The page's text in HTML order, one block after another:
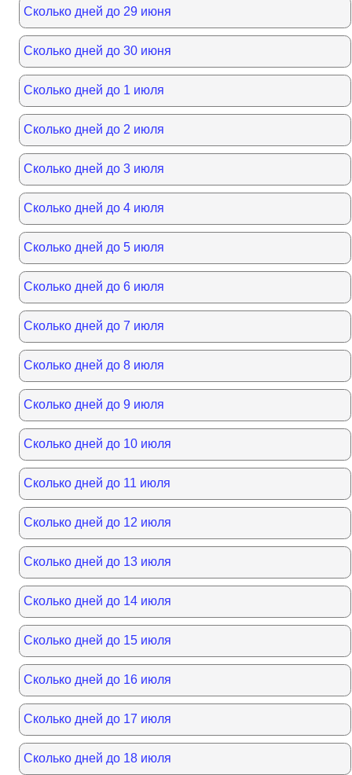
Сколько дней до 29 июня
Сколько дней до 30 июня
Сколько дней до 1 июля
Сколько дней до 2 июля
Сколько дней до 3 июля
Сколько дней до 4 июля
Сколько дней до 5 июля
Сколько дней до 6 июля
Сколько дней до 7 июля
Сколько дней до 8 июля
Сколько дней до 9 июля
Сколько дней до 10 июля
Сколько дней до 11 июля
Сколько дней до 12 июля
Сколько дней до 13 июля
Сколько дней до 14 июля
Сколько дней до 15 июля
Сколько дней до 16 июля
Сколько дней до 17 июля
Сколько дней до 18 июля